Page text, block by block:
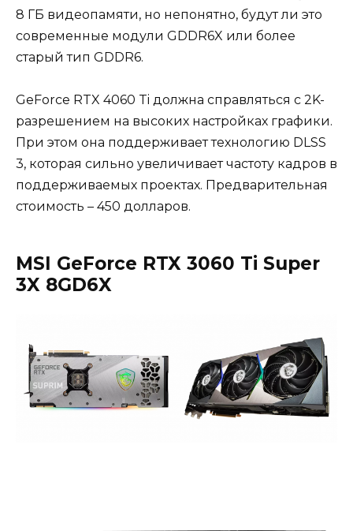
8 ГБ видеопамяти, но непонятно, будут ли это
современные модули GDDR6X или более
старый тип GDDR6.
GeForce RTX 4060 Ti должна справляться с 2K-
разрешением на высоких настройках графики.
При этом она поддерживает технологию DLSS
3, которая сильно увеличивает частоту кадров в
поддерживаемых проектах. Предварительная
стоимость – 450 долларов.
MSI GeForce RTX 3060 Ti Super
3X 8GD6X